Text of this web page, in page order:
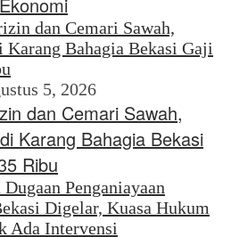
5, 2026
dan Cemari Sawah,
Karang Bahagia Bekasi
Ribu